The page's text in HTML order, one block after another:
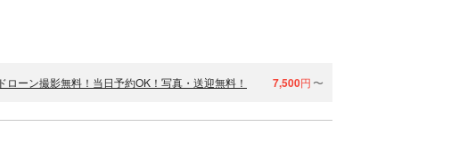
ーン撮影無料！当日予約OK！写真・送迎無料！ 7,500円 〜